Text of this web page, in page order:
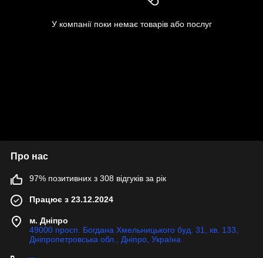
У компанії поки немає товарів або послуг
Про нас
97% позитивних з 308 відгуків за рік
Працює з 23.12.2024
м. Дніпро
49000 просп. Богдана Хмельницького буд. 31, кв. 133,
Дніпропетровська обл., Дніпро, Україна